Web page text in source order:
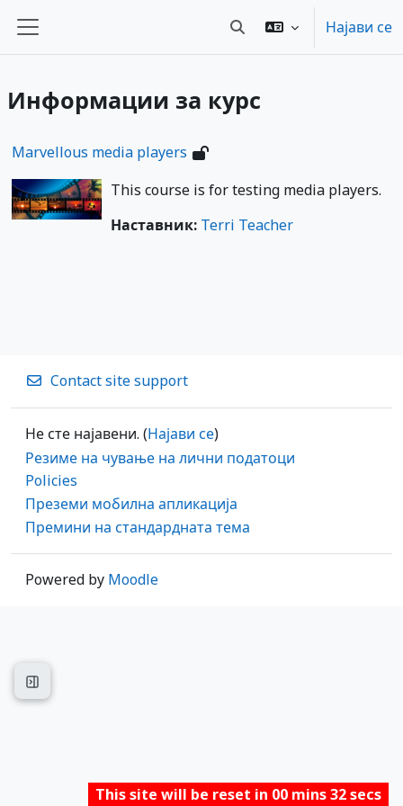
Страничен панел Toggle search input
Најави се
Open course index
Информации за курс
Marvellous media players
This course is for testing media players.
Наставник: Terri Teacher
Contact site support
Не сте најавени. (Најави се)
Резиме на чување на лични податоци
Policies
Преземи мобилна апликација
Премини на стандардната тема
Powered by Moodle
This site will be reset in 00 mins 32 secs